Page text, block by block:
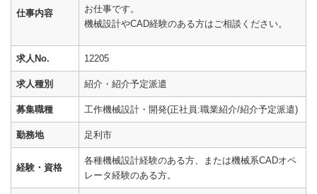
仕事内容
お仕事です。
機械設計やCAD経験のある方はご相談ください。
求人No. 12205
求人種別 紹介・紹介予定派遣
募集職種 工作機械設計・開発(正社員:職業紹介/紹介予定派遣)
勤務地 足利市
経験・資格
各種機械設計経験のある方、または機械系CADオペ
レータ経験のある方。